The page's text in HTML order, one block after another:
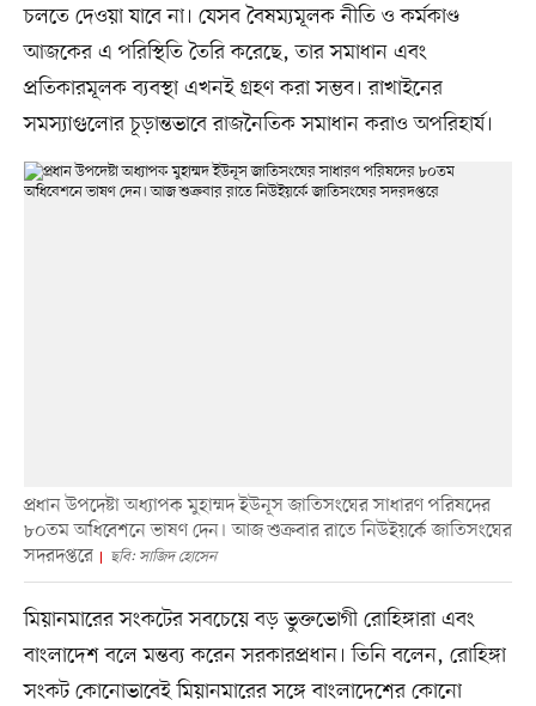
চলতে দেওয়া যাবে না। যেসব বৈষম্যমূলক নীতি ও কর্মকাণ্ড
আজকের এ পরিস্থিতি তৈরি করেছে, তার সমাধান এবং
প্রতিকারমূলক ব্যবস্থা এখনই গ্রহণ করা সম্ভব। রাখাইনের
সমস্যাগুলোর চূড়ান্তভাবে রাজনৈতিক সমাধান করাও অপরিহার্য।
প্রধান উপদেষ্টা অধ্যাপক মুহাম্মদ ইউনূস জাতিসংঘের সাধারণ পরিষদের
৮০তম অধিবেশনে ভাষণ দেন। আজ শুক্রবার রাতে নিউইয়র্কে জাতিসংঘের
সদরদপ্তরে
ছবি: সাজিদ হোসেন
মিয়ানমারের সংকটের সবচেয়ে বড় ভুক্তভোগী রোহিঙ্গারা এবং
বাংলাদেশ বলে মন্তব্য করেন সরকারপ্রধান। তিনি বলেন, রোহিঙ্গা
সংকট কোনোভাবেই মিয়ানমারের সঙ্গে বাংলাদেশের কোনো